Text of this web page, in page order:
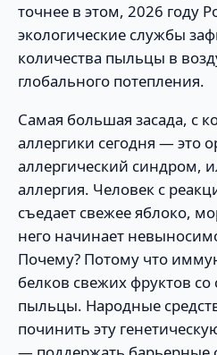
точнее в этом, 2026 году
экологические службы
количества пыльцы в
глобального потепления.
Самая большая засада, с
аллергики сегодня — это
аллергический синдром,
аллергия. Человек с
съедает свежее яблоко,
него начинает
Почему? Потому что
белков свежих фруктов со
пыльцы. Народные
починить эту